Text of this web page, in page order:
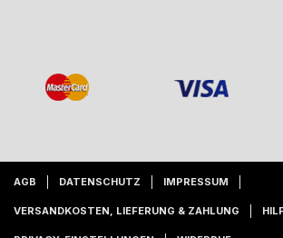
AGB DATENSCHUTZ IMPRESSUM
VERSANDKOSTEN, LIEFERUNG & ZAHLUNG